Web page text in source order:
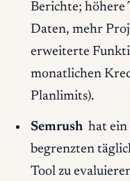
Berichte; höhere
Daten, mehr
erweiterte
monatlichen
Planlimits).
Semrush hat ein
begrenzten
Tool zu